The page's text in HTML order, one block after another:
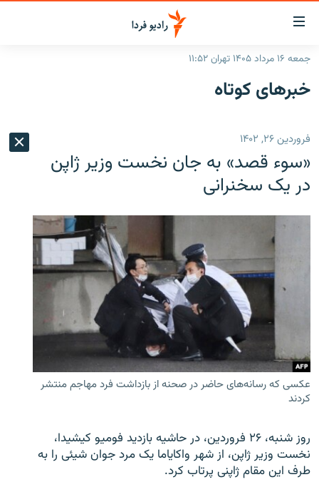
لینک‌های
قابلیت
دسترسی
بازگشت
اصلی
رفتن
صفحه
ایران
انتخاب کنید و بشنوید
فرکانس‌ها
پادکست
گزارش‌های تصویری
گزارش‌های ویدئویی
زنان فردا
English
زبان‌های دیگر
جمعه ۱۶ مرداد ۱۴۰۵ تهران ۱۱:۵۲
خبرهای کوتاه
فروردین ۲۶, ۱۴۰۲
«سوء قصد» به جان نخست وزیر ژاپن
در یک سخنرانی
عکسی که رسانه‌های حاضر در صحنه از بازداشت فرد مهاجم منتشر
کردند
روز شنبه، ۲۶ فروردین، در حاشیه بازدید فومیو کیشیدا،
نخست ‌وزیر ژاپن، از شهر واکایاما یک مرد جوان شیئی را به
طرف این مقام ژاپنی پرتاب کرد.